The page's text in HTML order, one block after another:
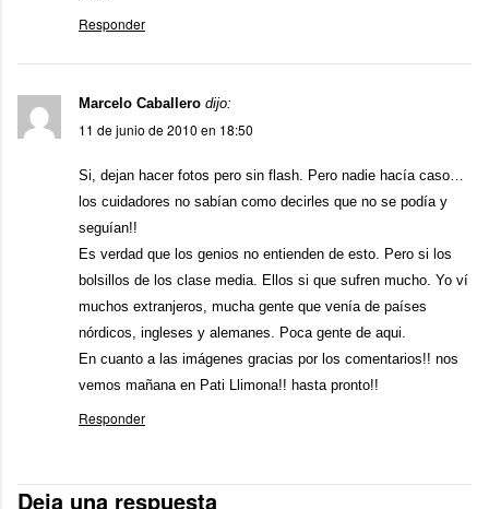
Responder
Marcelo Caballero dijo:
11 de junio de 2010 en 18:50
Si, dejan hacer fotos pero sin flash. Pero nadie hacía caso…
los cuidadores no sabían como decirles que no se podía y
seguían!!
Es verdad que los genios no entienden de esto. Pero si los
bolsillos de los clase media. Ellos si que sufren mucho. Yo ví
muchos extranjeros, mucha gente que venía de países
nórdicos, ingleses y alemanes. Poca gente de aqui.
En cuanto a las imágenes gracias por los comentarios!! nos
vemos mañana en Pati Llimona!! hasta pronto!!
Responder
Deja una respuesta